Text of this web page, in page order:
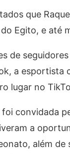
que
Egito, e até
de
a esportista
lugar no
convidada
a
além